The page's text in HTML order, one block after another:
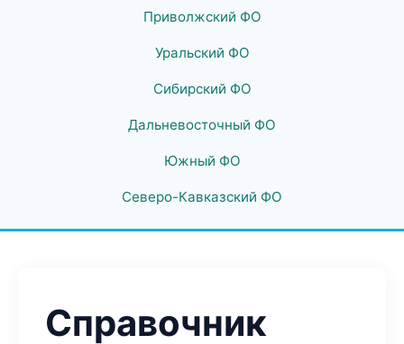
Приволжский ФО
Уральский ФО
Сибирский ФО
Дальневосточный ФО
Южный ФО
Северо-Кавказский ФО
Справочник